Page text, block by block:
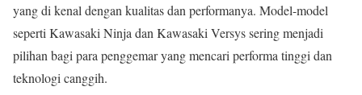
yang di kenal dengan kualitas dan performanya. Model-model
seperti Kawasaki Ninja dan Kawasaki Versys sering menjadi
pilihan bagi para penggemar yang mencari performa tinggi dan
teknologi canggih.